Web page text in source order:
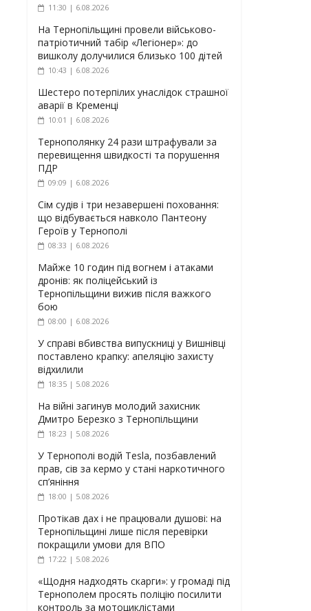
11:30 | 6.08.2026
На Тернопільщині провели військово-
патріотичний табір «Легіонер»: до
вишколу долучилися близько 100 дітей
10:43 | 6.08.2026
Шестеро потерпілих унаслідок страшної
аварії в Кременці
10:01 | 6.08.2026
Тернополянку 24 рази штрафували за
перевищення швидкості та порушення
ПДР
09:09 | 6.08.2026
Сім судів і три незавершені поховання:
що відбувається навколо Пантеону
Героїв у Тернополі
08:33 | 6.08.2026
Майже 10 годин під вогнем і атаками
дронів: як поліцейський із
Тернопільщини вижив після важкого
бою
08:00 | 6.08.2026
У справі вбивства випускниці у Вишнівці
поставлено крапку: апеляцію захисту
відхилили
18:35 | 5.08.2026
На війні загинув молодий захисник
Дмитро Березко з Тернопільщини
18:23 | 5.08.2026
У Тернополі водій Tesla, позбавлений
прав, сів за кермо у стані наркотичного
сп’яніння
18:00 | 5.08.2026
Протікав дах і не працювали душові: на
Тернопільщині лише після перевірки
покращили умови для ВПО
17:22 | 5.08.2026
«Щодня надходять скарги»: у громаді під
Тернополем просять поліцію посилити
контроль за мотоциклістами